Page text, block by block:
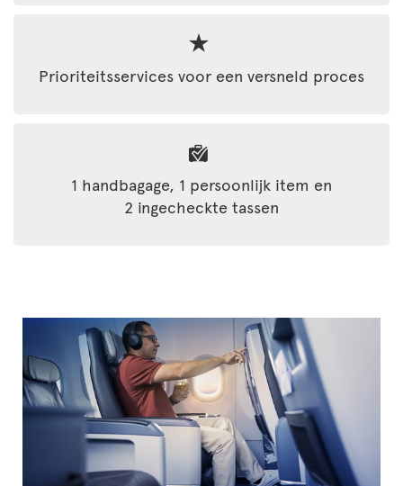
Prioriteitsservices voor een versneld proces
1 handbagage, 1 persoonlijk item en
2 ingecheckte tassen